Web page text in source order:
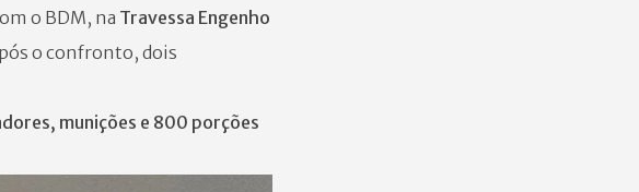
o BDM, na Travessa Engenho
o confronto, dois
munições e 800 porções